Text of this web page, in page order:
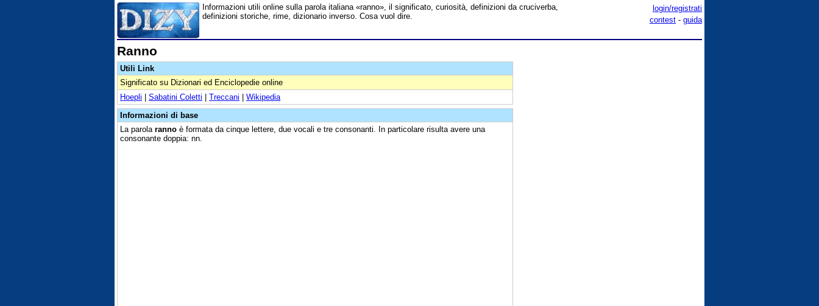
login/registrati
contest - guida
Informazioni utili online sulla parola italiana «ranno», il significato, curiosità, definizioni da cruciverba,
definizioni storiche, rime, dizionario inverso. Cosa vuol dire.
Ranno
Utili Link
Significato su Dizionari ed Enciclopedie online
Hoepli | Sabatini Coletti | Treccani | Wikipedia
Informazioni di base
La parola ranno è formata da cinque lettere, due vocali e tre consonanti. In particolare risulta avere una
consonante doppia: nn.